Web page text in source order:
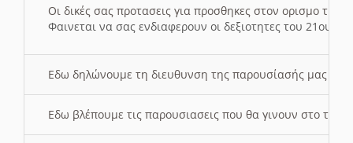
Οι δικές σας προτασεις για προσθηκες στον ορισμο
Φαινεται να σας ενδιαφερουν οι δεξιοτητες του 21ου
Εδω δηλώνουμε τη διευθυνση της παρουσίασής μας
Εδω βλέπουμε τις παρουσιασεις που θα γινουν στο